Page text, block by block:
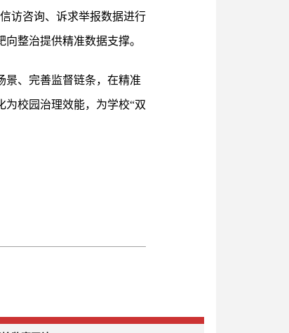
访咨询、诉求举报数据进行
整治提供精准数据支撑。
景、完善监督链条，在精准
校园治理效能，为学校“双